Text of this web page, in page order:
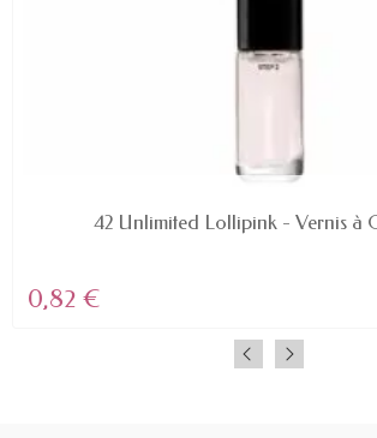
42 Unlimited Lollipink - Vernis à
0,82 €